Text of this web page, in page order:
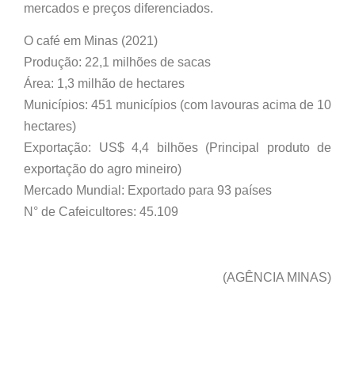
mercados e preços diferenciados.
O café em Minas (2021)
Produção: 22,1 milhões de sacas
Área: 1,3 milhão de hectares
Municípios: 451 municípios (com lavouras acima de 10
hectares)
Exportação: US$ 4,4 bilhões (Principal produto de
exportação do agro mineiro)
Mercado Mundial: Exportado para 93 países
N° de Cafeicultores: 45.109
(AGÊNCIA MINAS)